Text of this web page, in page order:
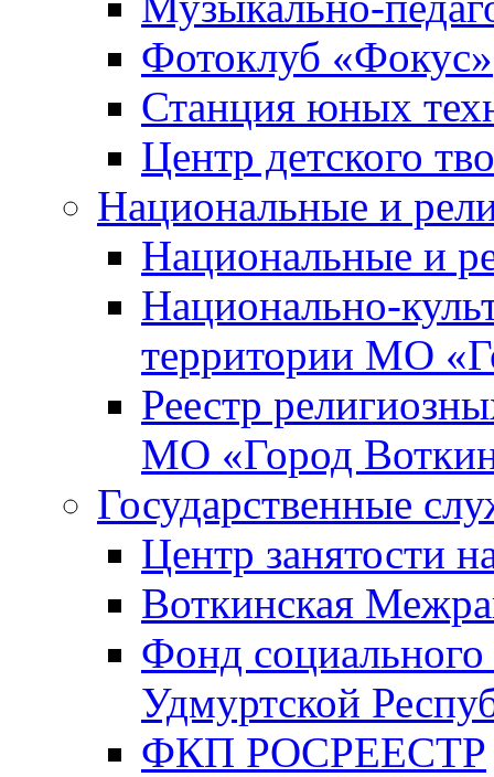
Фотоклуб «Фокус»
Станция юных
Центр детского
Национальные и
Национальные и
Национально-
территории МО
Реестр
МО «Город
Государственные
Центр занятости
Воткинская
Фонд
Удмуртской
ФКП РОСРЕЕСТР